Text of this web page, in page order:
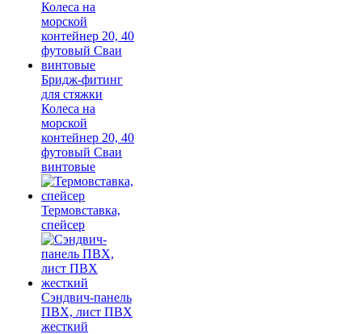
Бридж-фитинг
для стяжки
Колеса на
морской
контейнер 20, 40
футовый Сваи
винтовые
Термовставка,
спейсер
Сэндвич-панель
ПВХ, лист ПВХ
жесткий